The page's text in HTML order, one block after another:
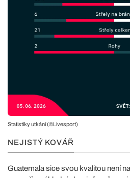
Statistiky utkání (©Livesport)
NEJISTÝ KOVÁŘ
Guatemala sice svou kvalitou není